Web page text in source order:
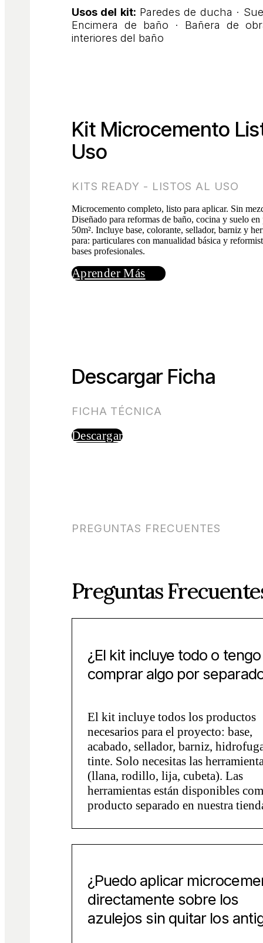
Usos del kit: Paredes de ducha ·
Encimera de baño · Bañera de
interiores del baño
Kit Microcemento
Uso
KITS READY - LISTOS AL USO
Microcemento completo, listo para aplicar. Sin
Diseñado para reformas de baño, cocina y suelo en
50m². Incluye base, colorante, sellador, barniz y
para: particulares con manualidad básica y
bases profesionales.
Aprender Más
Descargar Ficha
FICHA TÉCNICA
Descargar
PREGUNTAS FRECUENTES
Preguntas
¿El kit incluye todo o
comprar algo por
El kit incluye todos los productos
necesarios para el proyecto: base,
acabado, sellador, barniz,
tinte. Solo necesitas las
(llana, rodillo, lija, cubeta). Las
herramientas están disponibles
producto separado en nuestra
¿Puedo aplicar
directamente sobre los
azulejos sin quitar los